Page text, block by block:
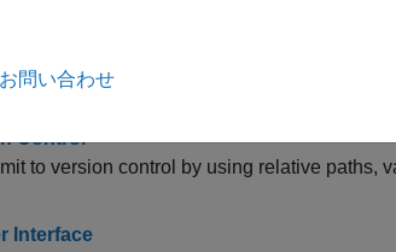
Build Command in User Interface
Control
to version control by using relative paths,
Interface
問い合わせ